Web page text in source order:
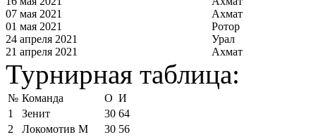
07 мая 2021
Ахмат
01 мая 2021
Ротор
24 апреля 2021
Урал
21 апреля 2021
Ахмат
Турнирная таблица:
№ Команда О И
1
Зенит 30 64
2
Локомотив М 30 56